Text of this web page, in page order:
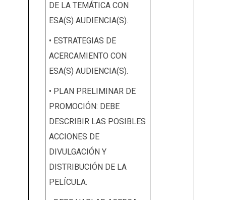
DE LA TEMÁTICA CON
ESA(S) AUDIENCIA(S).
• ESTRATEGIAS DE
ACERCAMIENTO CON
ESA(S) AUDIENCIA(S).
• PLAN PRELIMINAR DE
PROMOCIÓN: DEBE
DESCRIBIR LAS POSIBLES
ACCIONES DE
DIVULGACIÓN Y
DISTRIBUCIÓN DE LA
PELÍCULA.